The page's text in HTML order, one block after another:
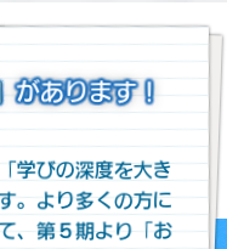
があります！
学びの深度を大き
。より多くの方に
、第５期より 「お